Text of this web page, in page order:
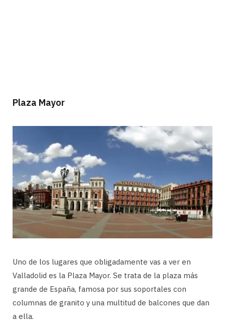
Plaza Mayor
Uno de los lugares que obligadamente vas a ver en
Valladolid es la Plaza Mayor. Se trata de la plaza más
grande de España, famosa por sus soportales con
columnas de granito y una multitud de balcones que dan
a ella.